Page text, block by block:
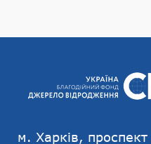
м. Харків,